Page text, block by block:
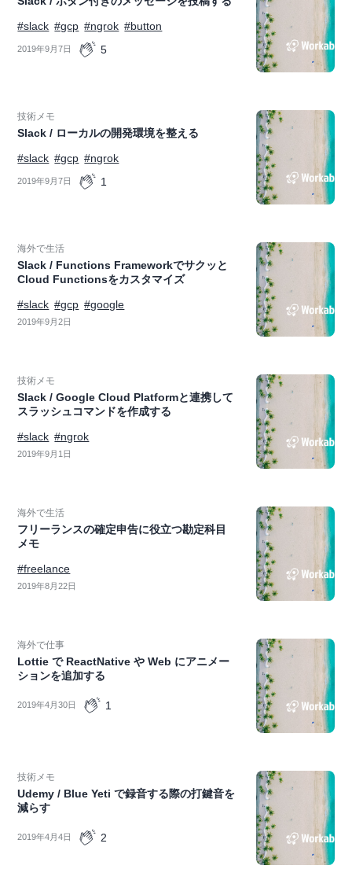
#slack #gcp #ngrok #button
2019年9月7日 5
技術メモ
Slack / ローカルの開発環境を整える
#slack #gcp #ngrok
2019年9月7日 1
海外で生活
Slack / Functions Frameworkでサクッと
Cloud Functionsをカスタマイズ
#slack #gcp #google
2019年9月2日
技術メモ
Slack / Google Cloud Platformと連携して
スラッシュコマンドを作成する
#slack #ngrok
2019年9月1日
海外で生活
フリーランスの確定申告に役立つ勘定科目
メモ
#freelance
2019年8月22日
海外で仕事
Lottie で ReactNative や Web にアニメー
ションを追加する
2019年4月30日 1
技術メモ
Udemy / Blue Yeti で録音する際の打鍵音を
減らす
2019年4月4日 2